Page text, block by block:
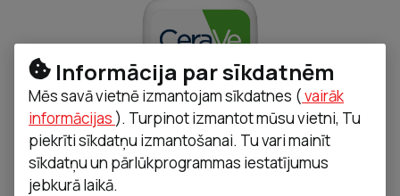
Informācija par sīkdatnēm
Mēs savā vietnē izmantojam sīkdatnes (vairāk
informācijas ). Turpinot izmantot mūsu vietni, Tu
piekrīti sīkdatņu izmantošanai. Tu vari mainīt
sīkdatņu un pārlūkprogrammas iestatījumus
jebkurā laikā.